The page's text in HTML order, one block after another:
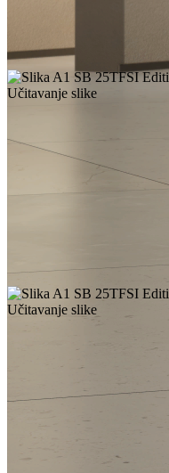
Učitavanje slike
Učitavanje slike